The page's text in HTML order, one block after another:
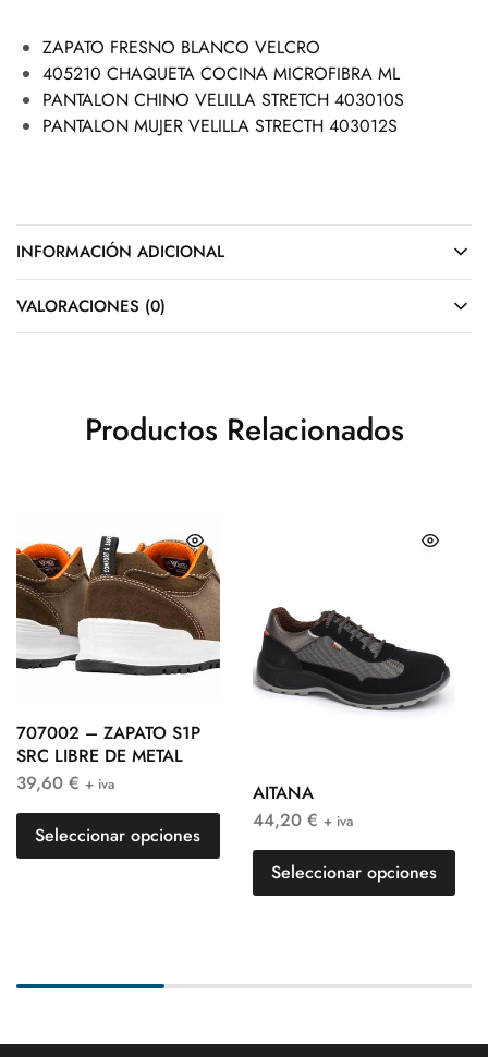
ZAPATO FRESNO BLANCO VELCRO
405210 CHAQUETA COCINA MICROFIBRA ML
PANTALON CHINO VELILLA STRETCH 403010S
PANTALON MUJER VELILLA STRECTH 403012S
INFORMACIÓN ADICIONAL
VALORACIONES (0)
Productos Relacionados
707002 – ZAPATO S1P
SRC LIBRE DE METAL
39,60 € + iva
Seleccionar opciones
AITANA
44,20 € + iva
Seleccionar opciones